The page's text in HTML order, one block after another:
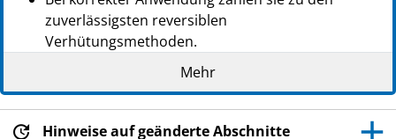
PPN: 111405352072
zuverlässigsten reversiblen
Verhütungsmethoden.
Sie bewirken eine leichte Zunahme des Risikos für
ein Blutgerinnsel in den Venen und Arterien,
insbesondere im ersten Jahr der Anwendung oder
bei Wiederaufnahme der Anwendung eines
Mehr
Hinweise auf geänderte Abschnitte